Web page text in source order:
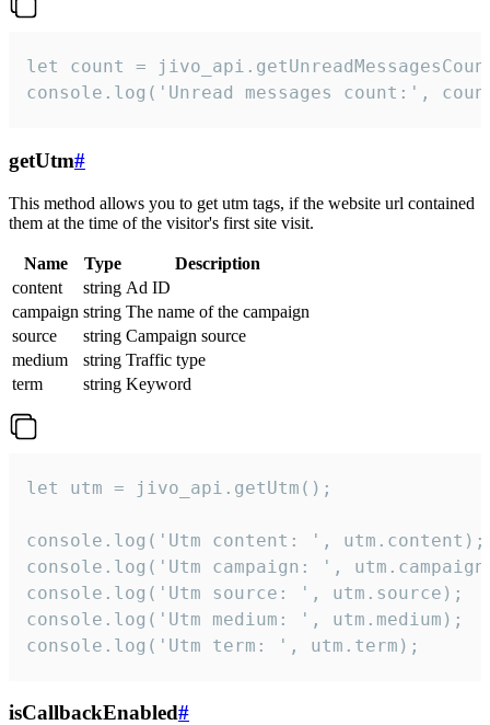
let count =
console.log('Unread messages count:',
getUtm#
This method allows you to get utm tags, if the website url contained
them at the time of the visitor's first site visit.
Name Type
Description
content
string Ad ID
campaign string The name of the campaign
source
string Campaign source
medium
string Traffic type
term
string Keyword
let utm = jivo_api.getUtm();
console.log('Utm content: ', utm.content);
console.log('Utm campaign: ',
console.log('Utm source: ', utm.source);
console.log('Utm medium: ', utm.medium);
console.log('Utm term: ', utm.term);
isCallbackEnabled#